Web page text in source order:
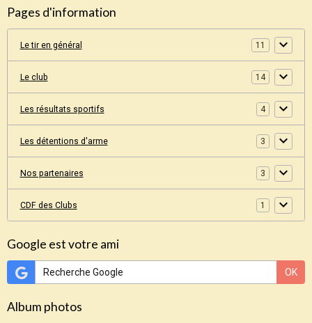
Pages d'information
Le tir en général 11
Le club 14
Les résultats sportifs 4
Les détentions d'arme 3
Nos partenaires 3
CDF des Clubs 1
Google est votre ami
OK
Album photos